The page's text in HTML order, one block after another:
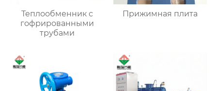
Теплообменник с
гофрированными
трубами
Прижимная плита